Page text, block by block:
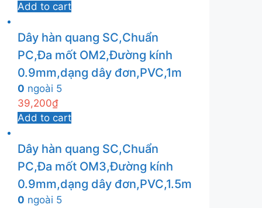
Add to cart
Dây hàn quang SC,Chuẩn
PC,Đa mốt OM2,Đường kính
0.9mm,dạng dây đơn,PVC,1m
0 ngoài 5
39,200₫
Add to cart
Dây hàn quang SC,Chuẩn
PC,Đa mốt OM3,Đường kính
0.9mm,dạng dây đơn,PVC,1.5m
0 ngoài 5